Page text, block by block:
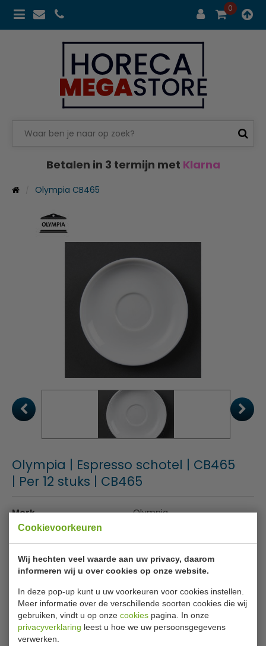
Cookievoorkeuren
Wij hechten veel waarde aan uw privacy, daarom
informeren wij u over cookies op onze website.
In deze pop-up kunt u uw voorkeuren voor cookies instellen.
Meer informatie over de verschillende soorten cookies die wij
gebruiken, vindt u op onze cookies pagina. In onze
privacyverklaring leest u hoe we uw persoonsgegevens
verwerken.
0
Betalen in 3 termijn met Klarna
Olympia CB465
Olympia | Espresso schotel | CB465
| Per 12 stuks | CB465
Merk
Olympia
Artikelnummer
werkdagen)
€ 18,29 Voordeel € 1,29
€ 17,00 excl. btw